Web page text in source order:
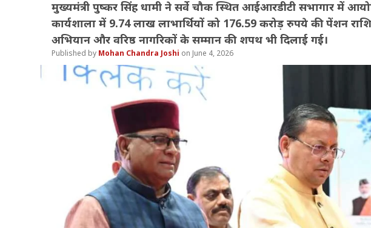
मुख्यमंत्री पुष्कर सिंह धामी ने सर्वे चौक स्थित आईआरडीटी सभागार में
कार्यशाला में 9.74 लाख लाभार्थियों को 176.59 करोड़ रुपये की पेंशन
अभियान और वरिष्ठ नागरिकों के सम्मान की शपथ भी दिलाई गई।
Mohan Chandra Joshi June 4, 2026